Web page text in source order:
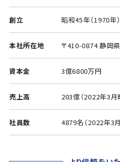
創立 昭和45年（1970年
本社所在地 〒410-0874 静岡
資本金 3億6800万円
売上高 203億（2022年3月
社員数 4879名（2022年3